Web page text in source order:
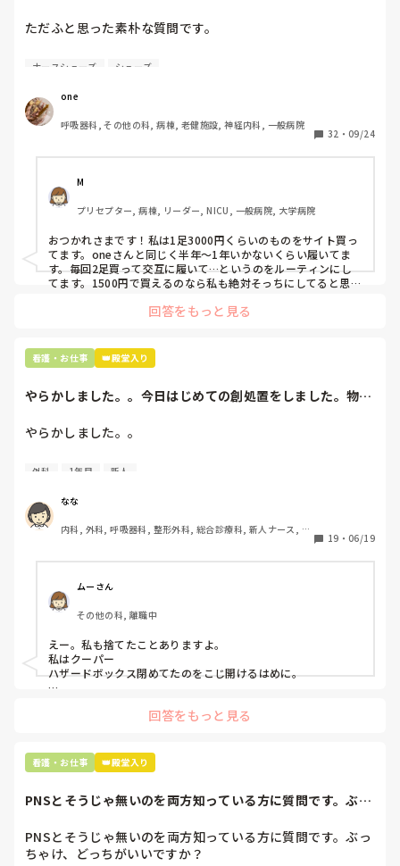
確には、心房と心室の動きを電気信号をとらえたものが、p
よけいに混乱させてしまったらすいません。YouTubeなどで、
解が深まるかと思います。試してみてください。
ただふと思った素朴な質問です。
自費購入するナースシューズ(職場で使用してる靴)っていく
わたしの職場の指定は「白のスニーカー」。
すぐに汚くなるので1,500円は絶対に超えたくない思いがあ
半年〜1年未満で交換しています。
職場の人が「ナースシューズに3000円以上は出せない」っ
て言ってて、わたしの倍額は出せるのか！とびっくりしたの
で、世の皆さんはどうなのかなと…🤔
ナースシューズ シューズ
one
呼吸器科, その他の科, 病棟, 老健施設, 神経内科, 一般病院
32 ・ 09/24
M
プリセプター, 病棟, リーダー, NICU, 一般病院, 大学病院
おつかれさまです！私は1足3000円くらいのものをサイト買っ
てます。oneさんと同じく半年〜1年いかないくらい履いてま
す。毎回2足買って交互に履いて…というのをルーティンにし
てます。1500円で買えるのなら私も絶対そっちにしてると思う
回答をもっと見る
看護・お仕事 👑殿堂入り
やらかしました。。今日はじめての創処置をしました。物品
やらかしました。。
今日はじめての創処置をしました。
ゴミと一緒に、ノリで鑷子達を捨てました。。
患者に使用した物品は使い捨て、という認識が頭の中にあっ
て…。
プリセプターに
「普通鑷子捨てる！？明らかに使い捨てて良いような安物じ
ゃないよね？」
「そんなミスした新人、あなたが初めてだよ」
と言われました。。
たしかに、よくよく考えてみれば
手術室で使った物品も全部滅菌して使いまわすし、
なんで頭回らなかったんだろう😭
市長さんは、
患者さんに迷惑かけたわけじゃないから大丈夫、
自分が情けなくて情けなくて😭
こんなバカな私をせめて笑い飛ばしてください笑
外科 1年目 新人
なな
内科, 外科, 呼吸器科, 整形外科, 総合診療科, 新人ナース, 脳
19 ・ 06/19
ムーさん
その他の科, 離職中
えー。私も捨てたことありますよ。
私はクーパー
ハザードボックス閉めてたのをこじ開けるはめに。
に出しちゃったり。(これは問題か💦)
回答をもっと見る
看護・お仕事 👑殿堂入り
PNSとそうじゃ無いのを両方知っている方に質問です。ぶっ
PNSとそうじゃ無いのを両方知っている方に質問です。ぶっ
ちゃけ、どっちがいいですか？